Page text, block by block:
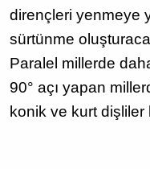
dirençleri yenmeye
sürtünme
Paralel millerde
90° açı yapan
konik ve kurt dişliler